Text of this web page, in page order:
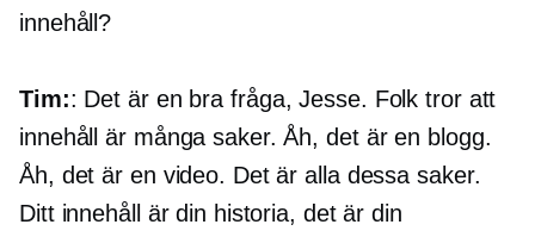
innehåll?
Tim:: Det är en bra fråga, Jesse. Folk tror att
innehåll är många saker. Åh, det är en blogg.
Åh, det är en video. Det är alla dessa saker.
Ditt innehåll är din historia, det är din